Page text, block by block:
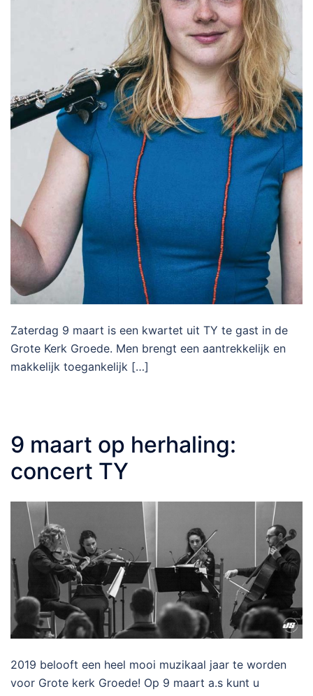
Zaterdag 9 maart is een kwartet uit TY te gast in de
Grote Kerk Groede. Men brengt een aantrekkelijk en
makkelijk toegankelijk […]
9 maart op herhaling:
concert TY
2019 belooft een heel mooi muzikaal jaar te worden
voor Grote kerk Groede! Op 9 maart a.s kunt u